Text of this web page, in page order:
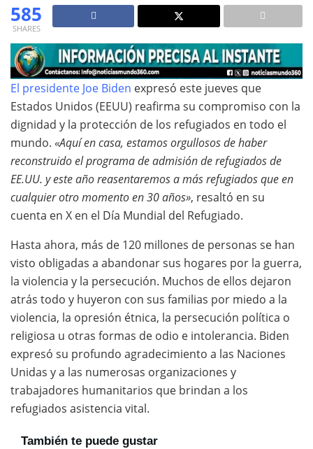
585
SHARES
El presidente Joe Biden expresó este jueves que
Estados Unidos (EEUU) reafirma su compromiso con la
dignidad y la protección de los refugiados en todo el
mundo. «Aquí en casa, estamos orgullosos de haber
reconstruido el programa de admisión de refugiados de
EE.UU. y este año reasentaremos a más refugiados que en
cualquier otro momento en 30 años», resaltó en su
cuenta en X en el Día Mundial del Refugiado.
Hasta ahora, más de 120 millones de personas se han
visto obligadas a abandonar sus hogares por la guerra,
la violencia y la persecución. Muchos de ellos dejaron
atrás todo y huyeron con sus familias por miedo a la
violencia, la opresión étnica, la persecución política o
religiosa u otras formas de odio e intolerancia. Biden
expresó su profundo agradecimiento a las Naciones
Unidas y a las numerosas organizaciones y
trabajadores humanitarios que brindan a los
refugiados asistencia vital.
También te puede gustar